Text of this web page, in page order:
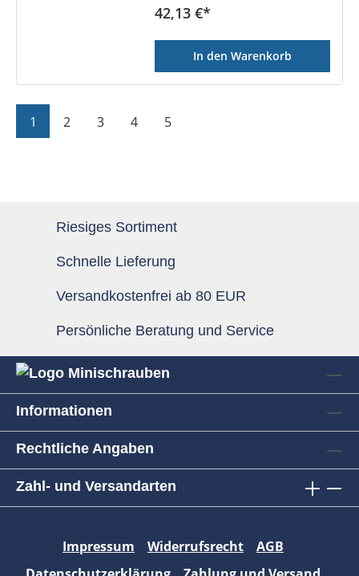
Regulärer Preis:
42,13 €*
In den Warenkorb
Seite
1 Seite
2 Seite
3 Seite
4 Seite
5
Riesiges Sortiment
Schnelle Lieferung
Versandkostenfrei ab 80 EUR
Persönliche Beratung und Service
Informationen
Rechtliche Angaben
Zahl- und Versandarten
Impressum Widerrufsrecht
AGB